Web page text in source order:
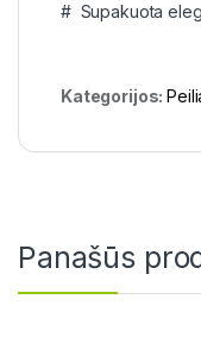
# Supakuota
Kategorijos:
Panašūs